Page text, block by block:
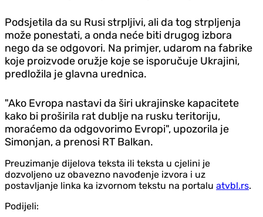
Podsjetila da su Rusi strpljivi, ali da tog strpljenja
može ponestati, a onda neće biti drugog izbora
nego da se odgovori. Na primjer, udarom na fabrike
koje proizvode oružje koje se isporučuje Ukrajini,
predložila je glavna urednica.
"Ako Evropa nastavi da širi ukrajinske kapacitete
kako bi proširila rat dublje na rusku teritoriju,
moraćemo da odgovorimo Evropi", upozorila je
Simonjan, a prenosi RT Balkan.
Preuzimanje dijelova teksta ili teksta u cjelini je
dozvoljeno uz obavezno navođenje izvora i uz
postavljanje linka ka izvornom tekstu na portalu atvbl.rs.
Podijeli: